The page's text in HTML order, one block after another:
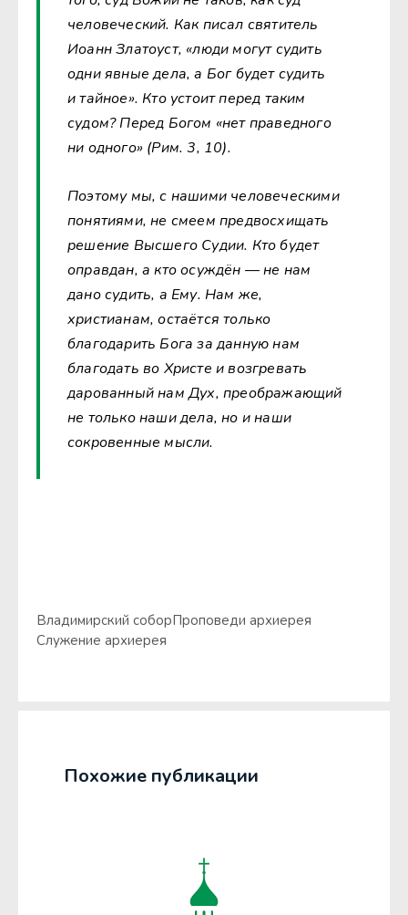
человеческий. Как писал святитель
Иоанн Златоуст, «люди могут судить
одни явные дела, а Бог будет судить
и тайное». Кто устоит перед таким
судом? Перед Богом «нет праведного
ни одного» (Рим. 3, 10).
Поэтому мы, с нашими человеческими
понятиями, не смеем предвосхищать
решение Высшего Судии. Кто будет
оправдан, а кто осуждён — не нам
дано судить, а Ему. Нам же,
христианам, остаётся только
благодарить Бога за данную нам
благодать во Христе и возгревать
дарованный нам Дух, преображающий
не только наши дела, но и наши
сокровенные мысли.
Владимирский соборПроповеди архиерея
Служение архиерея
Похожие публикации